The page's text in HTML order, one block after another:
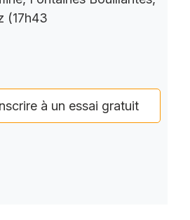
(17h43
à un essai gratuit